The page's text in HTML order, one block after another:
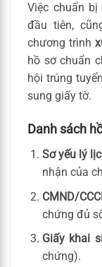
Việc chuẩn
đầu tiên,
chương trình
hồ sơ chuẩn
hội trúng
sung giấy tờ.
Danh sách
Sơ yếu lý
nhận của
CMND/
chứng đủ
Giấy khai
chứng).